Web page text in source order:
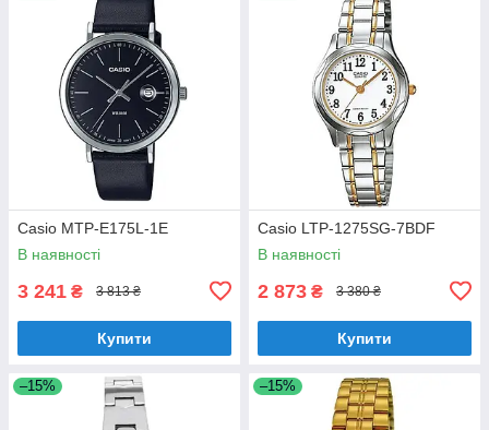
Casio MTP-E175L-1E
В наявності
3 241 ₴ 3 813 ₴
Купити
Casio LTP-1275SG-7BDF
В наявності
2 873 ₴ 3 380 ₴
Купити
–15% –15%